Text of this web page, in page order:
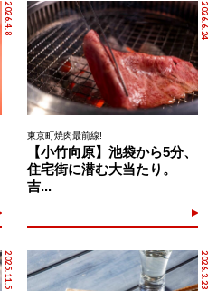
2026.4.8 2026.6.24
東京町焼肉最前線!
【小竹向原】池袋から5分、
住宅街に潜む大当たり。
吉...
2025.11.5 2026.3.23